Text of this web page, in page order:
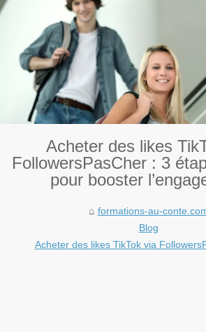
Acheter des likes
FollowersPasCher : 3
pour booster
formations-au-
Blog
Acheter des likes TikTok via